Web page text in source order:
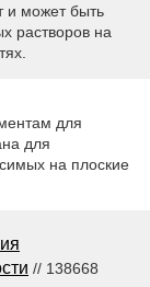
и может быть
растворов на
для
для
на плоские
// 138668